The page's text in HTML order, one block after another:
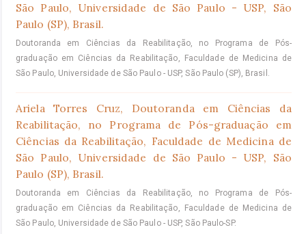
São Paulo, Universidade de São Paulo - USP, São
Paulo (SP), Brasil.
Doutoranda em Ciências da Reabilitação, no Programa de Pós-
graduação em Ciências da Reabilitação, Faculdade de Medicina de
São Paulo, Universidade de São Paulo - USP, São Paulo (SP), Brasil.
Ariela Torres Cruz, Doutoranda em Ciências da
Reabilitação, no Programa de Pós-graduação em
Ciências da Reabilitação, Faculdade de Medicina de
São Paulo, Universidade de São Paulo - USP, São
Paulo (SP), Brasil.
Doutoranda em Ciências da Reabilitação, no Programa de Pós-
graduação em Ciências da Reabilitação, Faculdade de Medicina de
São Paulo, Universidade de São Paulo - USP, São Paulo-SP.